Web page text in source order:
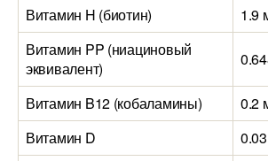
Витамин H (биотин)
1.9
Витамин PP (ниациновый
эквивалент)
Витамин B12 (кобаламины)
0.2
Витамин D